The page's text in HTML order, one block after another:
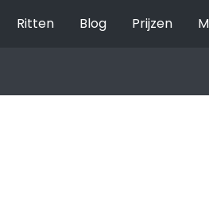
Ritten Blog Prijzen